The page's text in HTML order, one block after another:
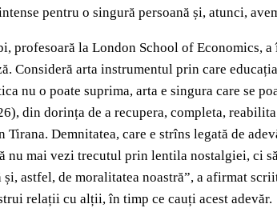
pentru o singură persoană și, atunci,
profesoară la London School of Economics,
Consideră arta instrumentul prin care
nu o poate suprima, arta e singura care se
din dorința de a recupera, completa,
Tirana. Demnitatea, care e strîns legată de
nu mai vezi trecutul prin lentila nostalgiei,
și, astfel, de moralitatea noastră”, a afirmat
relații cu alții, în timp ce cauți acest adevăr.